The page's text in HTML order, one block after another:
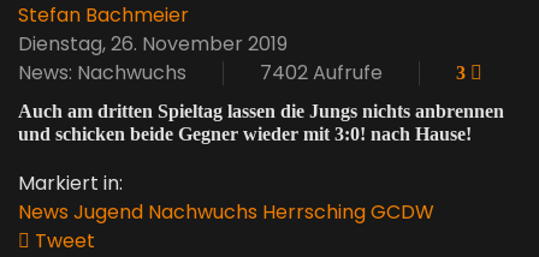
Stefan Bachmeier
Dienstag, 26. November 2019
News: Nachwuchs
7402 Aufrufe
3
Auch am dritten Spieltag lassen die Jungs nichts anbrennen
und schicken beide Gegner wieder mit 3:0! nach Hause!
Markiert in:
News Jugend Nachwuchs HerrschingGCDW
Tweet